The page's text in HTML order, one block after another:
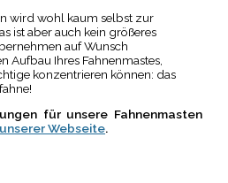
wird wohl kaum selbst zur
ist aber auch kein größeres
auf Wunsch
Aufbau Ihres Fahnenmastes,
konzentrieren können: das
für unsere Fahnenmasten
Webseite.